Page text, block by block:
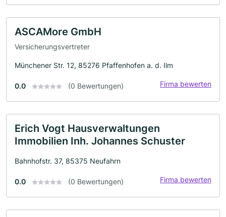
ASCAMore GmbH
Versicherungsvertreter
Münchener Str. 12, 85276 Pfaffenhofen a. d. Ilm
0.0 (0 Bewertungen) Firma bewerten
Erich Vogt Hausverwaltungen
Immobilien Inh. Johannes Schuster
Bahnhofstr. 37, 85375 Neufahrn
0.0 (0 Bewertungen) Firma bewerten